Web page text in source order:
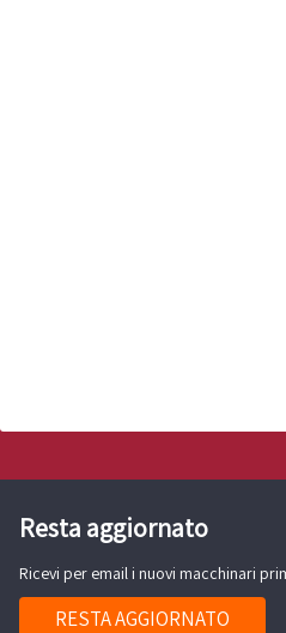
Resta aggiornato
Ricevi per email i nuovi macchinari
RESTA AGGIORNATO